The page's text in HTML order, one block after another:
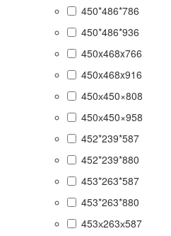
450*486*786
450*486*936
450x468x766
450x468x916
450х450×808
450х450×958
452*239*587
452*239*880
453*263*587
453*263*880
453х263х587